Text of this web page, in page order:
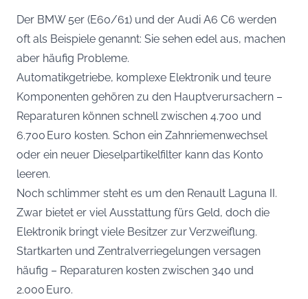
Der BMW 5er (E60/61) und der Audi A6 C6 werden
oft als Beispiele genannt: Sie sehen edel aus, machen
aber häufig Probleme.
Automatikgetriebe, komplexe Elektronik und teure
Komponenten gehören zu den Hauptverursachern –
Reparaturen können schnell zwischen 4.700 und
6.700 Euro kosten. Schon ein Zahnriemenwechsel
oder ein neuer Dieselpartikelfilter kann das Konto
leeren.
Noch schlimmer steht es um den Renault Laguna II.
Zwar bietet er viel Ausstattung fürs Geld, doch die
Elektronik bringt viele Besitzer zur Verzweiflung.
Startkarten und Zentralverriegelungen versagen
häufig – Reparaturen kosten zwischen 340 und
2.000 Euro.